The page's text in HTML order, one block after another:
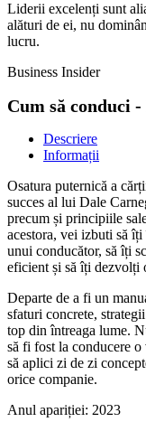
Liderii excelenți sunt
alături de ei, nu
lucru.
Business Insider
Cum să conduci
Descriere
Informații
Osatura puternică a
succes al lui Dale
precum și principiile
acestora, vei izbuti să
unui conducător, să îți
eficient și să îți dezvolți
Departe de a fi un
sfaturi concrete,
top din întreaga lume.
să fi fost la conducere
să aplici zi de zi
orice companie.
Anul apariției: 2023